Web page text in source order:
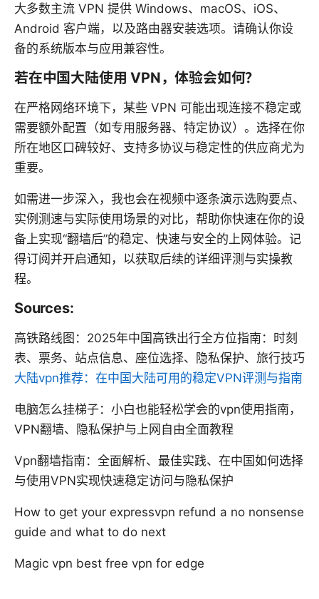
大多数主流 VPN 提供 Windows、macOS、iOS、
Android 客户端，以及路由器安装选项。请确认你设
备的系统版本与应用兼容性。
若在中国大陆使用 VPN，体验会如何？
在严格网络环境下，某些 VPN 可能出现连接不稳定或
需要额外配置（如专用服务器、特定协议）。选择在你
所在地区口碑较好、支持多协议与稳定性的供应商尤为
重要。
如需进一步深入，我也会在视频中逐条演示选购要点、
实例测速与实际使用场景的对比，帮助你快速在你的设
备上实现“翻墙后”的稳定、快速与安全的上网体验。记
得订阅并开启通知，以获取后续的详细评测与实操教
程。
Sources:
高铁路线图：2025年中国高铁出行全方位指南：时刻
表、票务、站点信息、座位选择、隐私保护、旅行技巧
大陆vpn推荐：在中国大陆可用的稳定VPN评测与指南
电脑怎么挂梯子：小白也能轻松学会的vpn使用指南，
VPN翻墙、隐私保护与上网自由全面教程
Vpn翻墙指南：全面解析、最佳实践、在中国如何选择
与使用VPN实现快速稳定访问与隐私保护
How to get your expressvpn refund a no nonsense
guide and what to do next
Magic vpn best free vpn for edge